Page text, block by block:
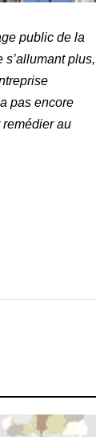
public de la
plus,
pas encore
au